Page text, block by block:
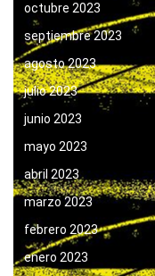
octubre 2023
septiembre 2023
agosto 2023
julio 2023
junio 2023
mayo 2023
abril 2023
marzo 2023
febrero 2023
enero 2023